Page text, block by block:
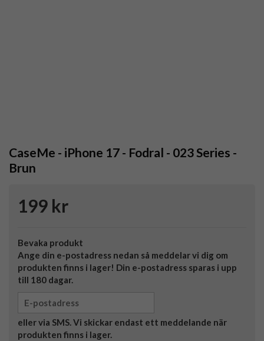
CaseMe - iPhone 17 - Fodral - 023 Series -
Brun
199 kr
Bevaka produkt
Ange din e-postadress nedan så meddelar vi dig om
produkten finns i lager! Din e-postadress sparas i upp
till 180 dagar.
eller via SMS. Vi skickar endast ett meddelande när
produkten finns i lager.